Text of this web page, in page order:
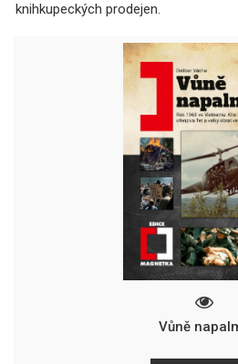
knihkupeckých prodejen.
Vůně